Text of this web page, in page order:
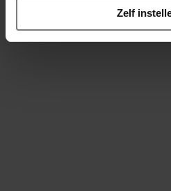
Zelf